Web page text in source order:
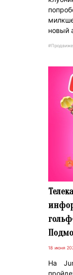
новый
18 июня
На